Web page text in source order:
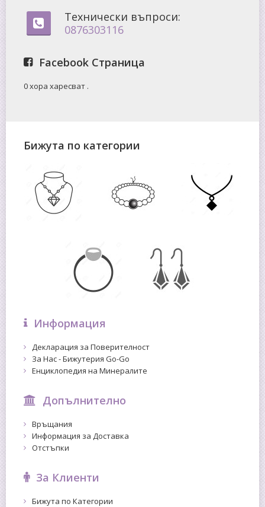
Технически въпроси:
0876303116
Facebook Страница
0 хора харесват .
Бижута по категории
Информация
Декларация за Поверителност
За Нас - Бижутерия Go-Go
Енциклопедия на Минералите
Допълнително
Връщания
Информация за Доставка
Отстъпки
За Клиенти
Бижута по Категории